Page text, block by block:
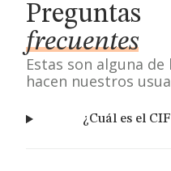
Preguntas
frecuentes
Estas son alguna
hacen nuestros
¿Cuál es el